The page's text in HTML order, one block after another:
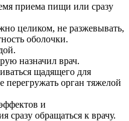
приема пищи или сразу
целиком, не разжевывать,
оболочки.
назначил врач.
щадящего для
орган тяжелой
и
сразу обращаться к врачу.